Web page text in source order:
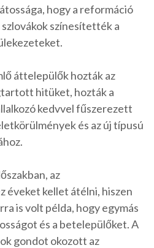
hogy a reformáció
színesítették a
áttelepülők hozták az
hitüket, hozták a
kedvvel fűszerezett
és az új típusú
az
éveket kellet átélni, hiszen
is volt példa, hogy egymás
és a betelepülőket. A
gondot okozott az